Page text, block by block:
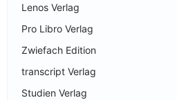
Lenos Verlag
Pro Libro Verlag
Zwiefach Edition
transcript Verlag
Studien Verlag